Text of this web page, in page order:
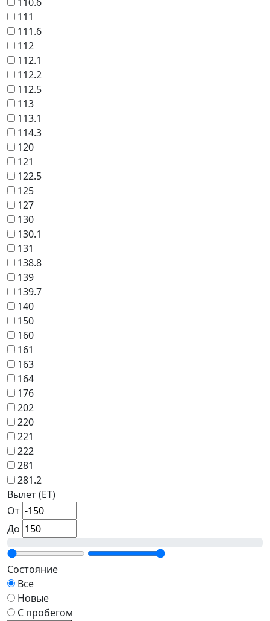
111
111.6
112
112.1
112.2
112.5
113
113.1
114.3
120
121
122.5
125
127
130
130.1
131
138.8
139
139.7
140
150
160
161
163
164
176
202
220
221
222
281
281.2
Вылет (ET)
От
До
Состояние
Все
Новые
С пробегом